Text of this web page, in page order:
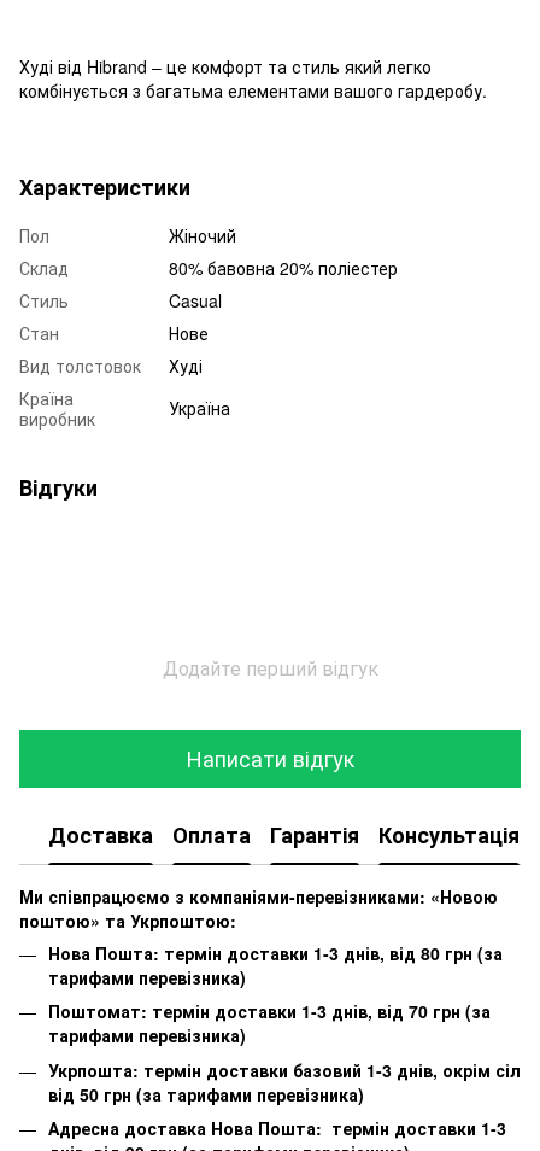
Худі від Hibrand – це комфорт та стиль який легко
комбінується з багатьма елементами вашого гардеробу.
Характеристики
Пол
Жіночий
Склад
80% бавовна 20% поліестер
Стиль
Casual
Стан
Нове
Вид толстовок
Худі
Країна
виробник
Україна
Відгуки
Додайте перший відгук
Написати відгук
Доставка Оплата Гарантія Консультація
Ми співпрацюємо з компаніями-перевізниками: «Новою
поштою» та Укрпоштою:
Нова Пошта: термін доставки 1-3 днів, від 80 грн (за
тарифами перевізника)
Поштомат: термін доставки 1-3 днів, від 70 грн (за
тарифами перевізника)
Укрпошта: термін доставки базовий 1-3 днів, окрім сіл
від 50 грн (за тарифами перевізника)
Адресна доставка Нова Пошта: термін доставки 1-3